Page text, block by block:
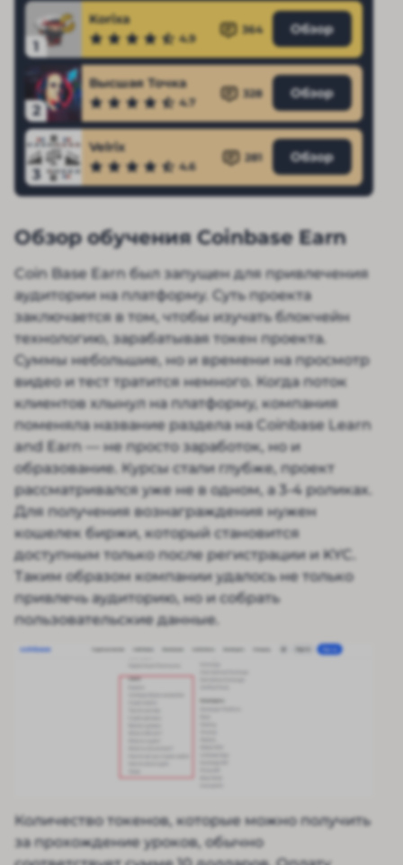
1
Korixa
4.9
364 Обзор
2
Высшая Точка
4.7
328 Обзор
3
Velrix
4.6
281 Обзор
Обзор обучения Coinbase Earn
Coin Base Earn был запущен для привлечения
аудитории на платформу. Суть проекта
заключается в том, чтобы изучать блокчейн
технологию, зарабатывая токен проекта.
Суммы небольшие, но и времени на просмотр
видео и тест тратится немного. Когда поток
клиентов хлынул на платформу, компания
поменяла название раздела на Coinbase Learn
and Earn — не просто заработок, но и
образование. Курсы стали глубже, проект
рассматривался уже не в одном, а 3-4 роликах.
Для получения вознаграждения нужен
кошелек биржи, который становится
доступным только после регистрации и KYC.
Таким образом компании удалось не только
привлечь аудиторию, но и собрать
пользовательские данные.
Количество токенов, которые можно получить
за прохождение уроков, обычно